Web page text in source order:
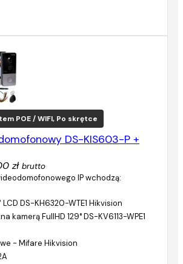
POE / WIFI, Po skrętce
DS-KIS603-P +
zł brutto
IP wchodzą:
DS-KH6320-WTE1 Hikvision
kamerą FullHD 129° DS-KV6113-WPE1
- Mifare Hikvision